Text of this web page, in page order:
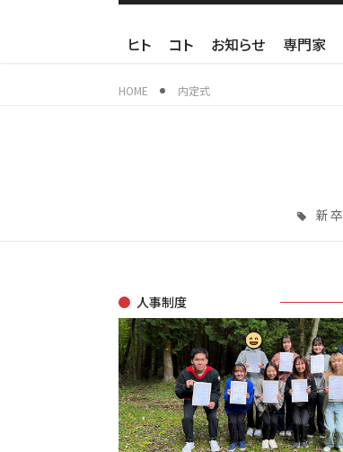
ヒト コト お知らせ 専門家
HOME 内定式
新卒
人事制度